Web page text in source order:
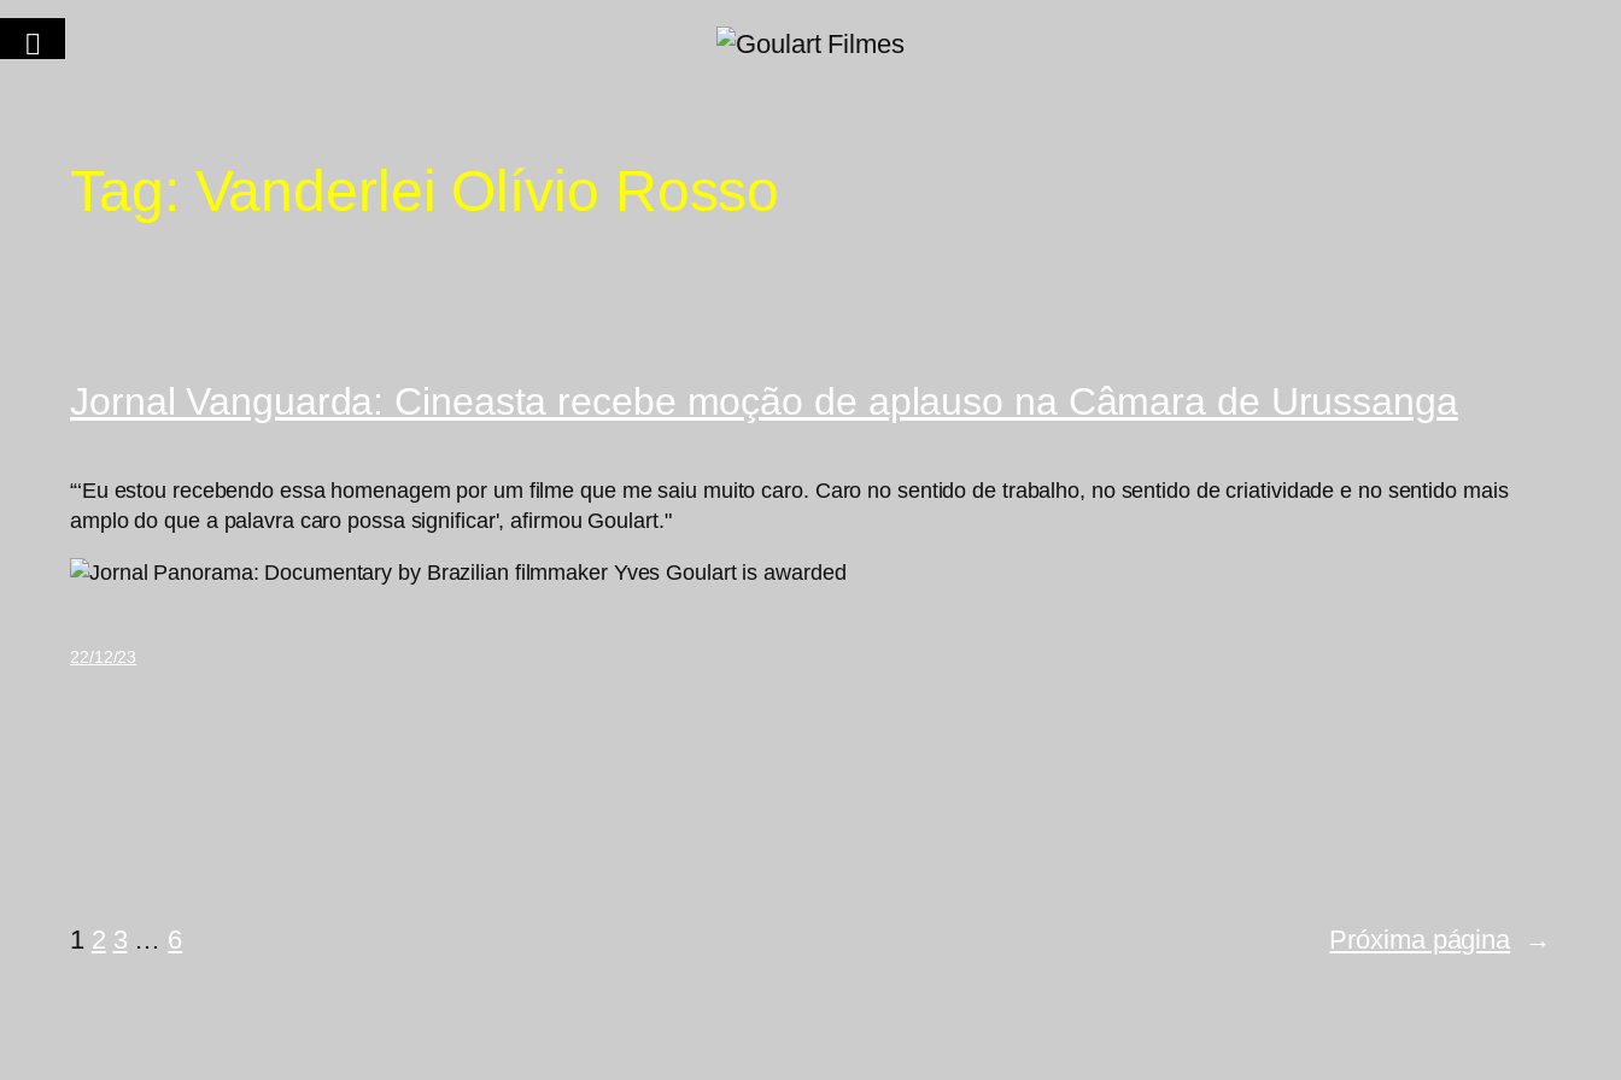
Tag: Vanderlei Olívio Rosso
Jornal Vanguarda: Cineasta recebe moção de aplauso na Câmara de Urussanga
“‘Eu estou recebendo essa homenagem por um filme que me saiu muito caro. Caro no sentido de trabalho, no sentido de criatividade e no sentido mais
amplo do que a palavra caro possa significar', afirmou Goulart."
22/12/23
1 2 3 … 6 Próxima página →